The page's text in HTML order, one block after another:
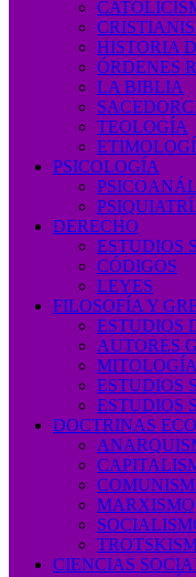
HISTORIA
ÓRDENES
LA BIBLIA
TEOLOGÍA
PSICOLOGÍA
DERECHO
ESTUDIOS
CÓDIGOS
LEYES
FILOSOFÍA Y
ESTUDIOS
AUTORES
MITOLOGÍA
ESTUDIOS
ESTUDIOS
DOCTRINAS
MARXISMO
CIENCIAS